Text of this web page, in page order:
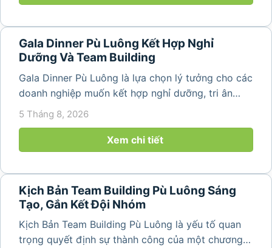
Gala Dinner Pù Luông Kết Hợp Nghỉ
Dưỡng Và Team Building
Gala Dinner Pù Luông là lựa chọn lý tưởng cho các
doanh nghiệp muốn kết hợp nghỉ dưỡng, tri ân
nhân viên và xây dựng tinh thần đồng đội trong
không gian thiên nhiên yên bình. Với khung cảnh
núi rừng hùng vĩ, không khí...
5 Tháng 8, 2026
Xem chi tiết
Kịch Bản Team Building Pù Luông Sáng
Tạo, Gắn Kết Đội Nhóm
Kịch Bản Team Building Pù Luông là yếu tố quan
trọng quyết định sự thành công của một chương